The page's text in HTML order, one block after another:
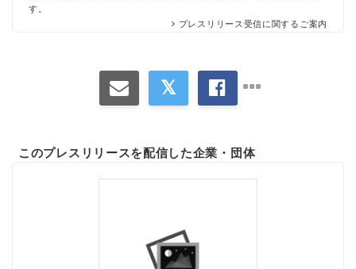
す。
プレスリリース受信に関するご案内
このプレスリリースを配信した企業・団体